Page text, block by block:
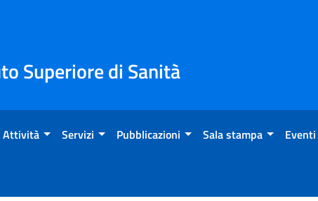
Superiore di Sanità
Attività Servizi Pubblicazioni Sala stampa Eventi